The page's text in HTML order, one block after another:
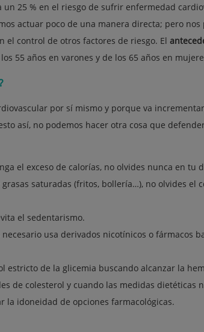
25 % en el riesgo de sufrir enfermedad
actuar poco de una manera directa; pero nos
el control de otros factores de riesgo. El
55 años en varones y de los 65 años en
por sí mismo y porque va
así, no podemos hacer otra cosa que
el exceso de calorías, no olvides nunca en tu
saturadas (fritos, bollería…), no olvides el
el sedentarismo.
necesario usa derivados nicotínicos o fármacos
estricto de la glicemia buscando alcanzar la
de colesterol y cuando las medidas dietéticas
la idoneidad de opciones farmacológicas.